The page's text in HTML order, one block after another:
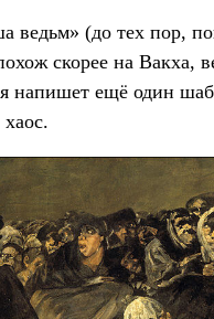
ведьм» (до тех пор,
скорее на Вакха,
напишет ещё один